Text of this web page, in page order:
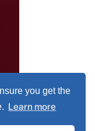
you get the
Learn more